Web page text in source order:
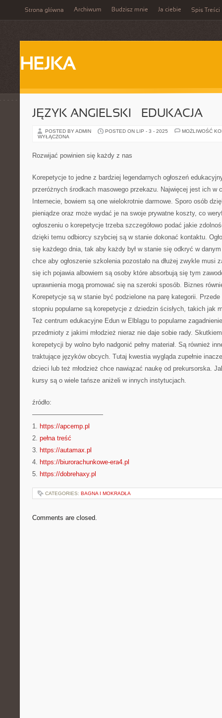
Strona główna Archiwum Budzisz mnie Ja ciebie Spis Treści
HEJKA
JĘZYK ANGIELSKI – EDUKACJA
POSTED BY ADMIN POSTED ON LIP - 3 - 2025
MOŻLIWOŚĆ
WYŁĄCZONA
Rozwijać powinien się każdy z nas
Korepetycje to jedne z bardziej legendarnych ogłoszeń
przeróżnych środkach masowego przekazu. Najwięcej jest ich w
Internecie, bowiem są one wielokrotnie darmowe. Sporo osób
pieniądze oraz może wydać je na swoje prywatne koszty, co
ogłoszeniu o korepetycje trzeba szczegółowo podać jakie
dzięki temu odbiorcy szybciej są w stanie dokonać kontaktu.
się każdego dnia, tak aby każdy był w stanie się odkryć w
chce aby ogłoszenie szkolenia pozostało na dłużej zwykle musi
się ich pojawia albowiem są osoby które absorbują się tym
uprawnienia mogą promować się na szeroki sposób. Biznes
Korepetycje są w stanie być podzielone na parę kategorii.
stopniu popularne są korepetycje z dziedzin ścisłych, takich jak
Też centrum edukacyjne Edun w Elblągu to popularne
przedmioty z jakimi młodzież nieraz nie daje sobie rady.
korepetycji by wolno było nadgonić pełny materiał. Są również
traktujące języków obcych. Tutaj kwestia wygląda zupełnie
dzieci lub też młodzież chce nawiązać naukę od prekursorska.
kursy są o wiele tańsze aniżeli w innych instytucjach.
źródło:
———————————
1. https://apcemp.pl
2. pełna treść
3. https://autamax.pl
4. https://biurorachunkowe-era4.pl
5. https://dobrehaxy.pl
CATEGORIES: BAGNA I MOKRADŁA
Comments are closed.